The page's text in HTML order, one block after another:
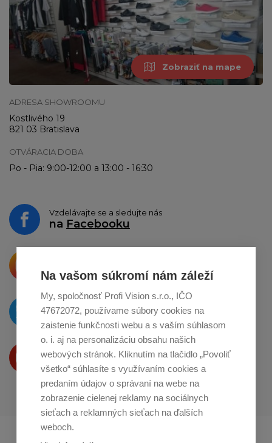
Na vašom súkromí nám záleží
My, spoločnosť Profi Vision s.r.o., IČO
47672072, používame súbory cookies na
zaistenie funkčnosti webu a s vaším súhlasom
o. i. aj na personalizáciu obsahu našich
webových stránok. Kliknutím na tlačidlo „Povoliť
všetko“ súhlasíte s využívaním cookies a
predaním údajov o správaní na webe na
zobrazenie cielenej reklamy na sociálnych
sieťach a reklamných sieťach na ďalších
weboch.
Zobraziť na mape
ADRESA SHOWROOMU
Kostlivého 19
821 03 Bratislava
OTVÁRACIA DOBA
Po - Pia: 9:00-12:00 a 13:00 - 16:30
Vzdelávajte se a sledujte nás
na Facebooku
o zdieľanie naInstagrame
O novinkách píšeme
naTwitteri
Produkty Vám predstavujeme
na Youtube
Profikuchař.cz